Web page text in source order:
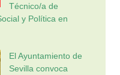
Técnico/a de
y Política en
El Ayuntamiento de
Sevilla convoca